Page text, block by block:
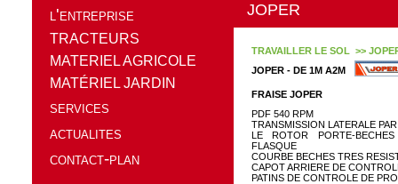
l'entreprise
TRACTEURS
MATERIEL AGRICOLE
MATÉRIEL JARDIN
services
actualites
contact-plan
JOPER
TRAVAILLER LE SOL >>
JOPER - DE 1M A2M
FRAISE JOPER
PDF 540 RPM
TRANSMISSION LATERALE
LE ROTOR PORTE-
FLASQUE
COURBE BECHES TRES
CAPOT ARRIERE DE
PATINS DE CONTROLE DE